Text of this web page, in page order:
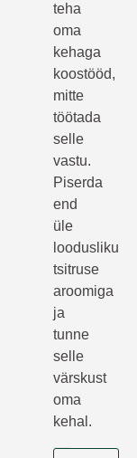
teha
oma
kehaga
koostööd,
mitte
töötada
selle
vastu.
Piserda
end
üle
loodusliku
tsitruse
aroomiga
ja
tunne
selle
värskust
oma
kehal.